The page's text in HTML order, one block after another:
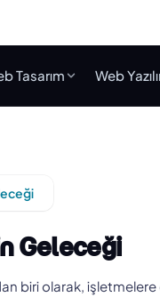
Tasarım Web
Geleceği
biri olarak, işletmelere